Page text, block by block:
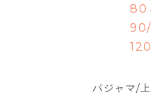
80→
90/
120→
パジャマ/